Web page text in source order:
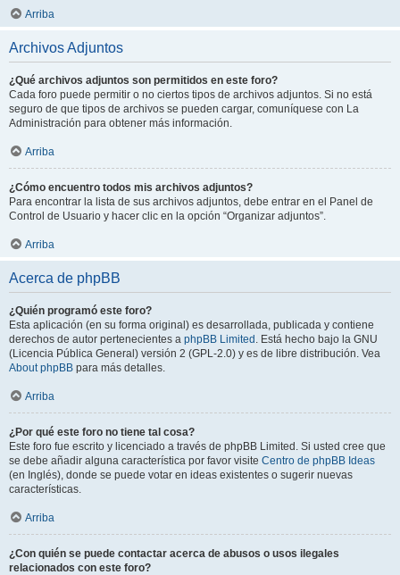
Arriba
Archivos Adjuntos
¿Qué archivos adjuntos son permitidos en este foro?
Cada foro puede permitir o no ciertos tipos de archivos adjuntos. Si no está
seguro de que tipos de archivos se pueden cargar, comuníquese con La
Administración para obtener más información.
Arriba
¿Cómo encuentro todos mis archivos adjuntos?
Para encontrar la lista de sus archivos adjuntos, debe entrar en el Panel de
Control de Usuario y hacer clic en la opción “Organizar adjuntos”.
Arriba
Acerca de phpBB
¿Quién programó este foro?
Esta aplicación (en su forma original) es desarrollada, publicada y contiene
derechos de autor pertenecientes a phpBB Limited . Está hecho bajo la GNU
(Licencia Pública General) versión 2 (GPL-2.0) y es de libre distribución. Vea
About phpBB para más detalles.
Arriba
¿Por qué este foro no tiene tal cosa?
Este foro fue escrito y licenciado a través de phpBB Limited. Si usted cree que
se debe añadir alguna característica por favor visite Centro de phpBB Ideas
(en Inglés), donde se puede votar en ideas existentes o sugerir nuevas
características.
Arriba
¿Con quién se puede contactar acerca de abusos o usos ilegales
relacionados con este foro?